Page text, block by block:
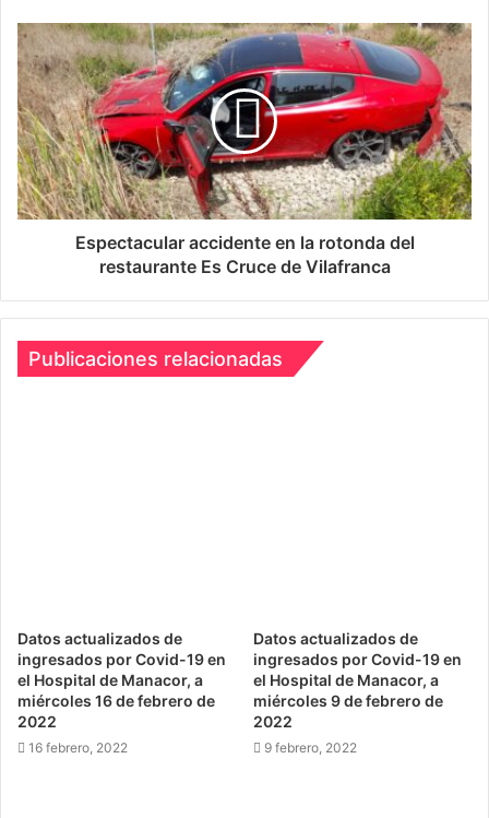
t
r
ó
n
i
c
o
Espectacular accidente en la rotonda del
restaurante Es Cruce de Vilafranca
Publicaciones relacionadas
Datos actualizados de
ingresados por Covid-19 en
el Hospital de Manacor, a
miércoles 16 de febrero de
2022
16 febrero, 2022
Datos actualizados de
ingresados por Covid-19 en
el Hospital de Manacor, a
miércoles 9 de febrero de
2022
9 febrero, 2022